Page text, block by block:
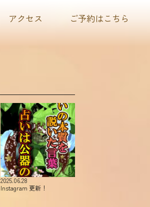
アクセス ご予約はこちら
2025.06.28
Instagram 更新！